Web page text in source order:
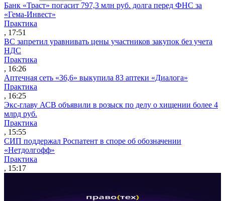
Банк «Траст» погасит 797,3 млн руб. долга перед ФНС за
«Гема-Инвест»
Практика
, 17:51
ВС запретил уравнивать цены участников закупок без учета
НДС
Практика
, 16:26
Аптечная сеть «36,6» выкупила 83 аптеки «Диалога»
Практика
, 16:25
Экс-главу АСВ объявили в розыск по делу о хищении более 4
млрд руб.
Практика
, 15:55
СИП поддержал Роспатент в споре об обозначении
«Нетдолгофф»
Практика
, 15:17